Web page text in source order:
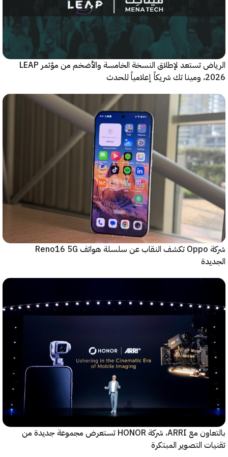
الرياض تستعد لإطلاق النسخة الخامسة والأضخم من مؤتمر LEAP
للحدث
شركة Oppo تكشف النقاب عن سلسلة هواتف Reno16 5G
بالتعاون مع ARRI، شركة HONOR تستعرض مجموعة جديدة من
التصوير المبتكرة